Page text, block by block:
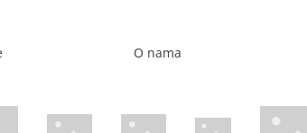
O nama
stranicaMaestro web stranicaMastercard web stranica
American Express
Visa